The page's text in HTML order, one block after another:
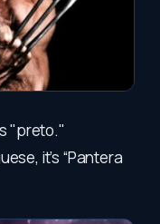
"preto."
it’s “Pantera